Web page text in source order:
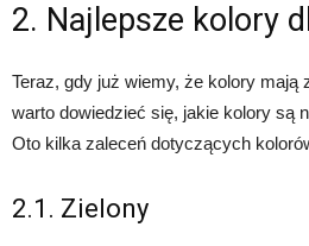
2. Najlepsze kolory
Teraz, gdy już wiemy, że kolory mają
warto dowiedzieć się, jakie kolory są
Oto kilka zaleceń dotyczących
2.1. Zielony